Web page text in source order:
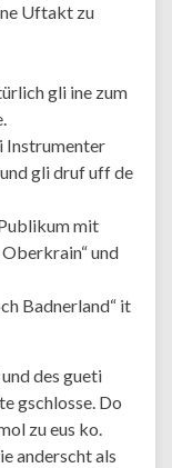
Uftakt zu
gli ine zum
Instrumenter
gli druf uff de
mit
Oberkrain“ und
Badnerland“ it
des gueti
gschlosse. Do
zu eus ko.
anderscht als